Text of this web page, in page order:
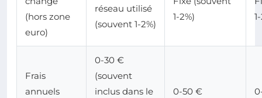
(hors zone
euro)
réseau utilisé
(souvent 1-2%)
1-2%)
Frais
annuels
0-30 €
(souvent
inclus dans le
0-50 €